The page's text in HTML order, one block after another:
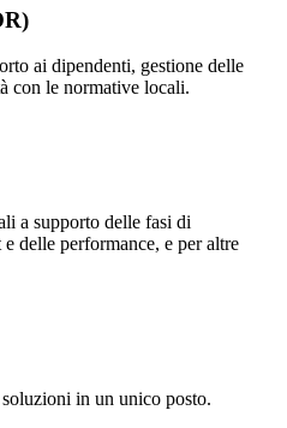
ai dipendenti, gestione delle
con le normative locali.
a supporto delle fasi di
delle performance, e per altre
in un unico posto.